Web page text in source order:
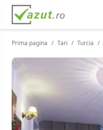
Prima pagina Tari Turcia